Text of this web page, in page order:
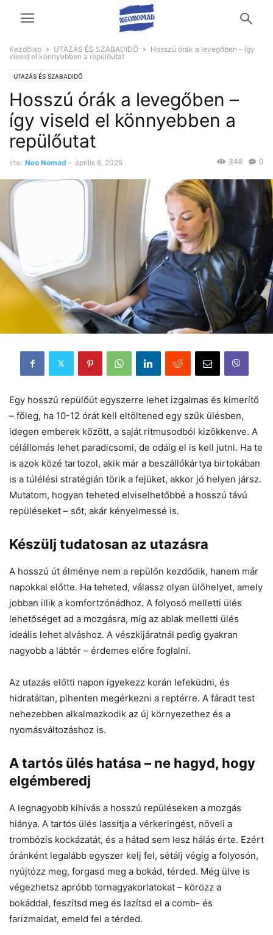
Kezdőlap UTAZÁS ÉS SZABADIDŐ
Hosszú órák a levegőben – így
viseld el könnyebben a repülőutat
UTAZÁS ÉS SZABADIDŐ
Hosszú órák a levegőben –
így viseld el könnyebben a
repülőutat
Írta: Neo Nomad - április 8, 2025 0
348
Egy hosszú repülőút egyszerre lehet izgalmas és kimerítő
– főleg, ha 10-12 órát kell eltöltened egy szűk ülésben,
idegen emberek között, a saját ritmusodból kizökkenve. A
célállomás lehet paradicsomi, de odáig el is kell jutni. Ha te
is azok közé tartozol, akik már a beszállókártya birtokában
is a túlélési stratégián törik a fejüket, akkor jó helyen jársz.
Mutatom, hogyan teheted elviselhetőbbé a hosszú távú
repüléseket – sőt, akár kényelmessé is.
Készülj tudatosan az utazásra
A hosszú út élménye nem a repülőn kezdődik, hanem már
napokkal előtte. Ha teheted, válassz olyan ülőhelyet, amely
jobban illik a komfortzónádhoz. A folyosó melletti ülés
lehetőséget ad a mozgásra, míg az ablak melletti ülés
ideális lehet alváshoz. A vészkijáratnál pedig gyakran
nagyobb a lábtér – érdemes előre foglalni.
Az utazás előtti napon igyekezz korán lefeküdni, és
hidratáltan, pihenten megérkezni a reptérre. A fáradt test
nehezebben alkalmazkodik az új környezethez és a
nyomásváltozáshoz is.
A tartós ülés hatása – ne hagyd, hogy
elgémberedj
A legnagyobb kihívás a hosszú repüléseken a mozgás
hiánya. A tartós ülés lassítja a vérkeringést, növeli a
trombózis kockázatát, és a hátad sem lesz hálás érte. Ezért
óránként legalább egyszer kelj fel, sétálj végig a folyosón,
nyújtózz meg, forgasd meg a bokád, térded. Még ülve is
végezhetsz apróbb tornagyakorlatokat – körözz a
bokáddal, feszítsd meg és lazítsd el a comb- és
farizmaidat, emeld fel a térded.